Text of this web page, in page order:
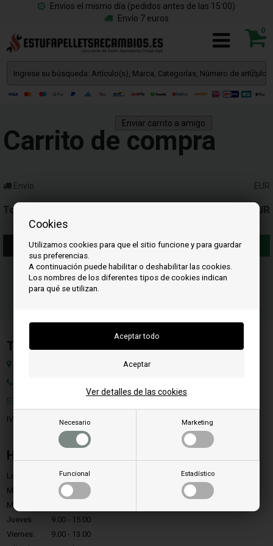
Cookies
Utilizamos cookies para que el sitio funcione y para guardar
sus preferencias.
A continuación puede habilitar o deshabilitar las cookies.
Los nombres de los diferentes tipos de cookies indican
para qué se utilizan.
Necesario Marketing
Funcional Estadístico
Ver detalles de las cookies
Envíos el mismo día (pedidos antes de las 15:00)
Envío 7 euros
0
Carrito de compra
Enviar carrito a amigo
Envío EUR
Total 0,00 EUR
Comprar más Proceder con el pago
Team SpareParts Group ApS
Klejsgaardvej 19a, 7130 Juelsminde, Dinamarca
IVA: DK-35862803
Horario de apertura
Lunes:
9.00 - 15.00
Martes:
9.00 - 15.00
Miércoles:
Jueves:
9.00 - 15.00
Viernes:
9.00 - 13.00